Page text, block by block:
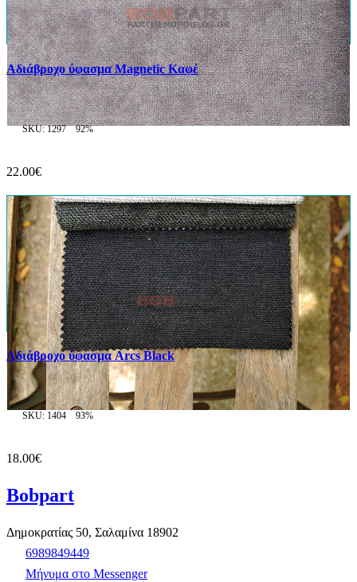
Αδιάβροχο ύφασμα Magnetic Καφέ
SKU: 1297 92%
22.00€
Αδιάβροχο ύφασμα Arcs Black
SKU: 1404 93%
18.00€
Bobpart
Δημοκρατίας 50, Σαλαμίνα 18902
6989849449
Μήνυμα στο Messenger